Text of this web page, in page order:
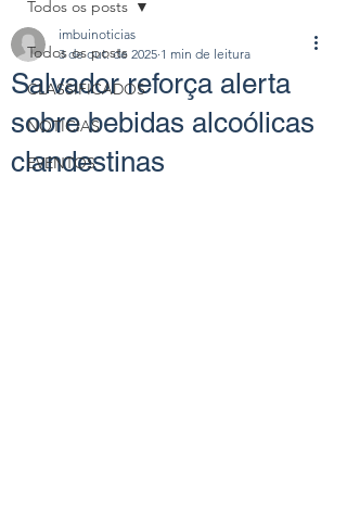
Todos os posts
CLASSIFICADOS
NOTÍCIAS
EVENTOS
Todos os posts
Salvador reforça alerta
sobre bebidas alcoólicas
clandestinas
imbuinoticias
3 de out. de 2025 1 min de leitura